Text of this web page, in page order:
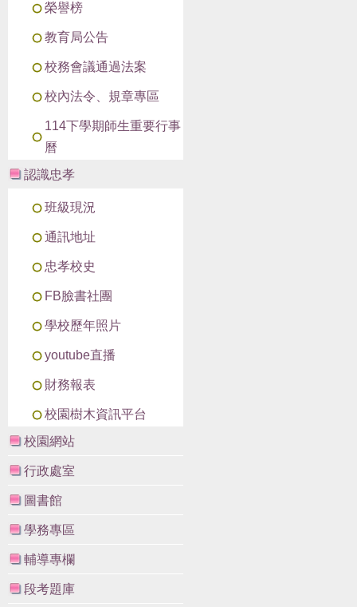
榮譽榜
教育局公告
校務會議通過法案
校內法令、規章專區
114下學期師生重要行事
曆
認識忠孝
班級現況
通訊地址
忠孝校史
FB臉書社團
學校歷年照片
youtube直播
財務報表
校園樹木資訊平台
校園網站
行政處室
圖書館
學務專區
輔導專欄
段考題庫